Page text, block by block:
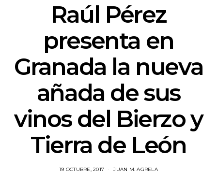
Raúl Pérez
presenta en
Granada la nueva
añada de sus
vinos del Bierzo y
Tierra de León
19 OCTUBRE, 2017 JUAN M. AGRELA